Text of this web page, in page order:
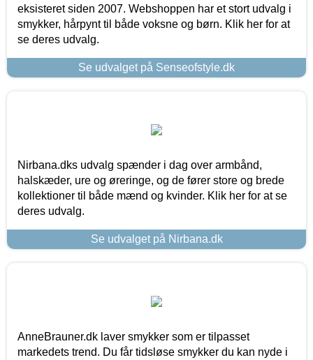
eksisteret siden 2007. Webshoppen har et stort udvalg i
smykker, hårpynt til både voksne og børn. Klik her for at
se deres udvalg.
Se udvalget på Senseofstyle.dk
Nirbana.dks udvalg spænder i dag over armbånd,
halskæder, ure og øreringe, og de fører store og brede
kollektioner til både mænd og kvinder. Klik her for at se
deres udvalg.
Se udvalget på Nirbana.dk
AnneBrauner.dk laver smykker som er tilpasset
markedets trend. Du får tidsløse smykker du kan nyde i